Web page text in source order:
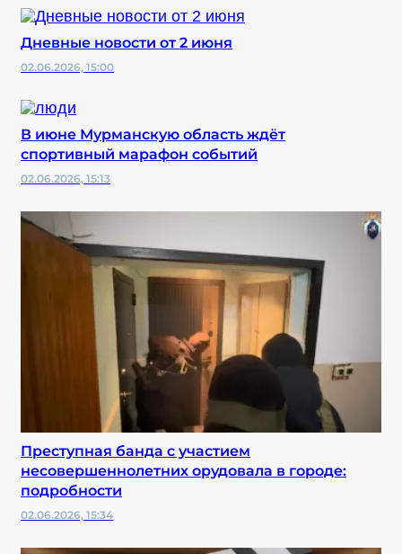
Дневные новости от 2 июня
02.06.2026, 15:00
В июне Мурманскую область ждёт
спортивный марафон событий
02.06.2026, 15:13
Преступная банда с участием
несовершеннолетних орудовала в городе:
подробности
02.06.2026, 15:34